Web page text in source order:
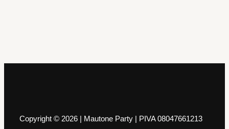
Copyright © 2026 | Mautone Party | PIVA 08047661213